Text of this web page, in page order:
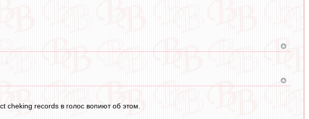
cheking records в голос вопиют об этом.